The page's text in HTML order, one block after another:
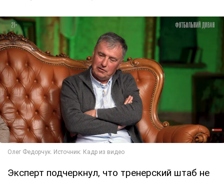
Эксперт подчеркнул, что тренерский штаб не